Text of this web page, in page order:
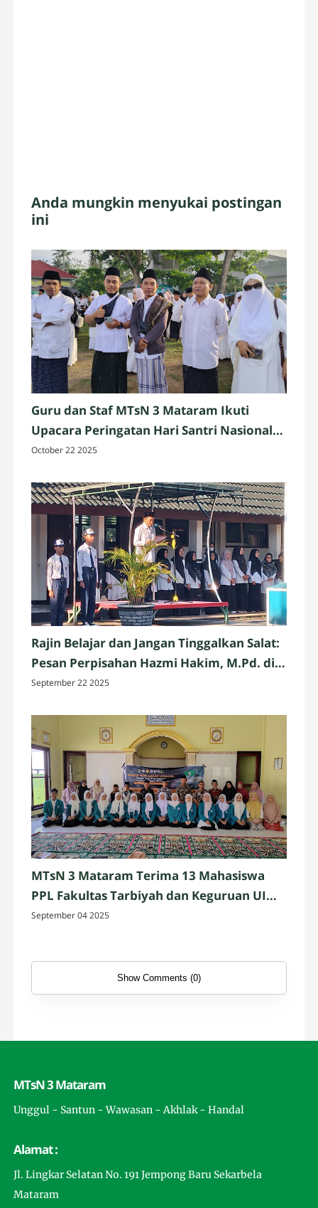
Anda mungkin menyukai postingan
ini
Guru dan Staf MTsN 3 Mataram Ikuti
Upacara Peringatan Hari Santri Nasional
2025 di Penujak, Lombok Tengah
October 22 2025
Rajin Belajar dan Jangan Tinggalkan Salat:
Pesan Perpisahan Hazmi Hakim, M.Pd. di
MTsN 3 Mataram
September 22 2025
MTsN 3 Mataram Terima 13 Mahasiswa
PPL Fakultas Tarbiyah dan Keguruan UIN
Mataram
September 04 2025
Show Comments (0)
MTsN 3 Mataram
Unggul - Santun - Wawasan - Akhlak - Handal
Alamat :
Jl. Lingkar Selatan No. 191 Jempong Baru Sekarbela
Mataram